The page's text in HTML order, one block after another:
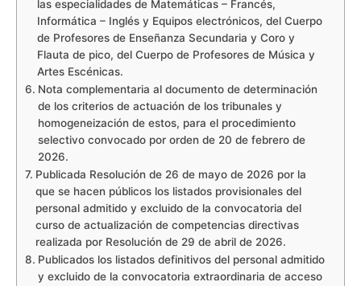
las especialidades de Matemáticas – Francés,
Informática – Inglés y Equipos electrónicos, del Cuerpo
de Profesores de Enseñanza Secundaria y Coro y
Flauta de pico, del Cuerpo de Profesores de Música y
Artes Escénicas.
Nota complementaria al documento de determinación
de los criterios de actuación de los tribunales y
homogeneización de estos, para el procedimiento
selectivo convocado por orden de 20 de febrero de
2026.
Publicada Resolución de 26 de mayo de 2026 por la
que se hacen públicos los listados provisionales del
personal admitido y excluido de la convocatoria del
curso de actualización de competencias directivas
realizada por Resolución de 29 de abril de 2026.
Publicados los listados definitivos del personal admitido
y excluido de la convocatoria extraordinaria de acceso